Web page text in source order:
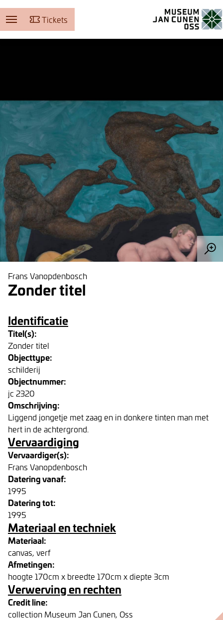
Tickets
Frans Vanopdenbosch
Zonder titel
Identificatie
Titel(s):
Zonder titel
Objecttype:
schilderij
Objectnummer:
jc 2320
Omschrijving:
Liggend jongetje met zaag en in donkere tinten man met
hert in de achtergrond.
Vervaardiging
Vervaardiger(s):
Frans Vanopdenbosch
Datering vanaf:
1995
Datering tot:
1995
Materiaal en techniek
Materiaal:
canvas, verf
Afmetingen:
hoogte 170cm x breedte 170cm x diepte 3cm
Verwerving en rechten
Credit line:
collection Museum Jan Cunen, Oss